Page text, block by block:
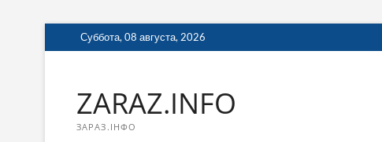
Перейти
к
Суббота, 08 августа, 2026
ZARAZ.INFO
ЗАРАЗ.ІНФО